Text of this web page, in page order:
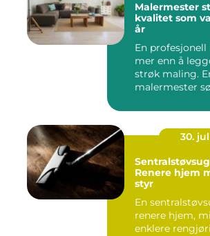
Malermester
kvalitet som
år
En
mer enn å
strøk maling.
malermester
30. jul
Renere hjem
styr
En
renere hjem,
enklere